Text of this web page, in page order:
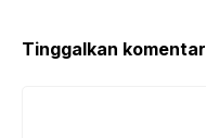
Tinggalkan komentar